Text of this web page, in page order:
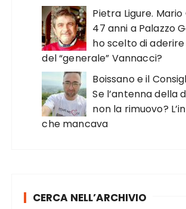
Pietra Ligure.
47 anni a Palazzo
ho scelto di
del “generale” Vannacci?
Boissano e il
Se l’antenna della
non la rimuovo?
che mancava
CERCA NELL’ARCHIVIO